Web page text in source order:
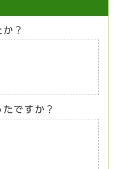
？
ですか？